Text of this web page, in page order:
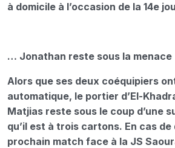
à domicile à l’occasion de la 14e
… Jonathan reste sous la menace
Alors que ses deux coéquipiers
automatique, le portier d’El-
Matjias reste sous le coup d’une
qu’il est à trois cartons. En cas
prochain match face à la JS